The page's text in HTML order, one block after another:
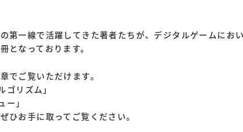
第一線で活躍してきた著者たちが、デジタルゲームにお
となっております。
でご覧いただけます。
ゴリズム」
」
ひお手に取ってご覧ください。